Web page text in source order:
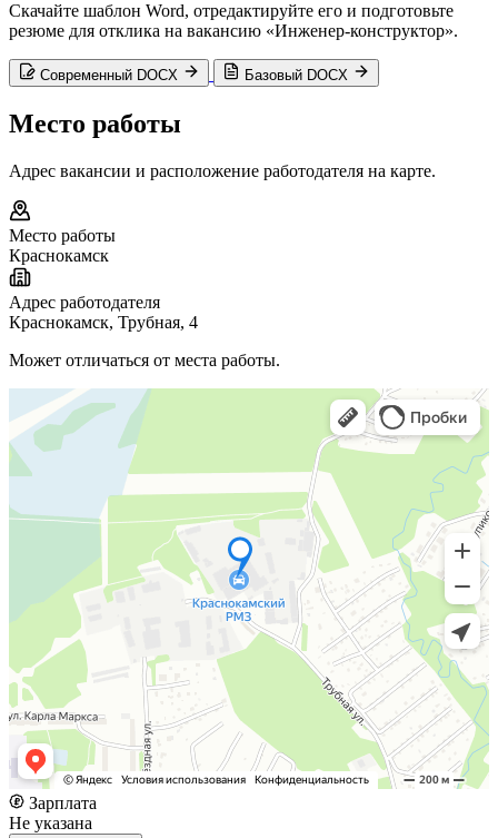
Скачайте шаблон Word, отредактируйте его и подготовьте
резюме для отклика на вакансию «Инженер-конструктор».
Современный DOCX Базовый DOCX
Место работы
Адрес вакансии и расположение работодателя на карте.
Место работы
Краснокамск
Адрес работодателя
Краснокамск, Трубная, 4
Может отличаться от места работы.
Зарплата
Не указана